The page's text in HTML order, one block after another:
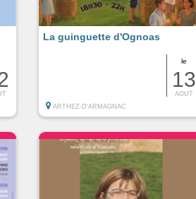
le
13
AOUT
La guinguette d'Ognoas
ARTHEZ-D'ARMAGNAC